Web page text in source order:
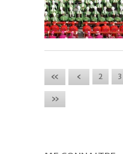
« ‹ 2 3
»